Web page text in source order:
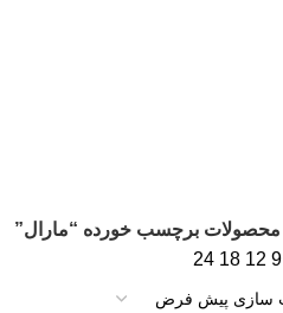
محصولات برچسب خورده “مارال”
9
12
18
24